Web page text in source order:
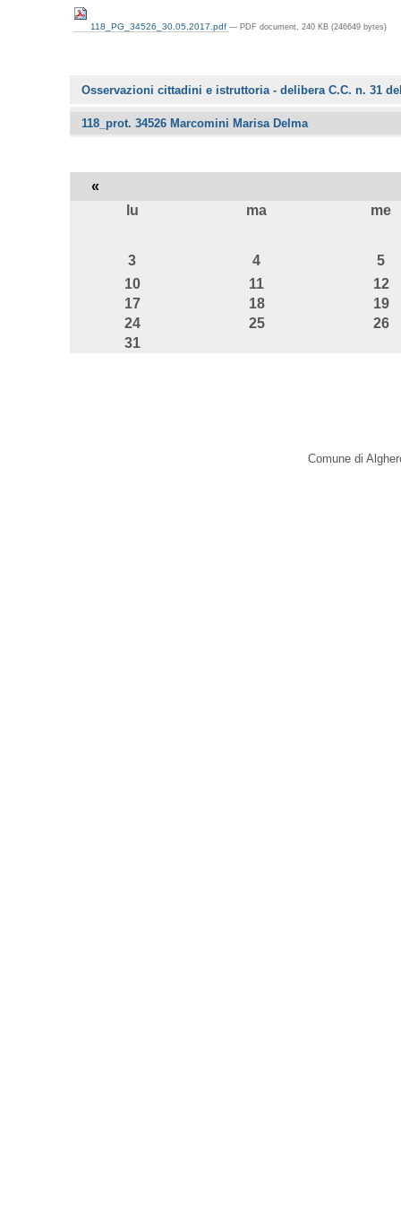
118_PG_34526_30.05.2017.pdf — PDF document, 240 KB (246649 bytes)
Navigazione
Osservazioni cittadini e istruttoria - delibera C.C. n. 31
118_prot. 34526 Marcomini Marisa Delma
«
lu ma me
3 4
5
10
11
12
17
18
19
24
25
26
31
Comune di